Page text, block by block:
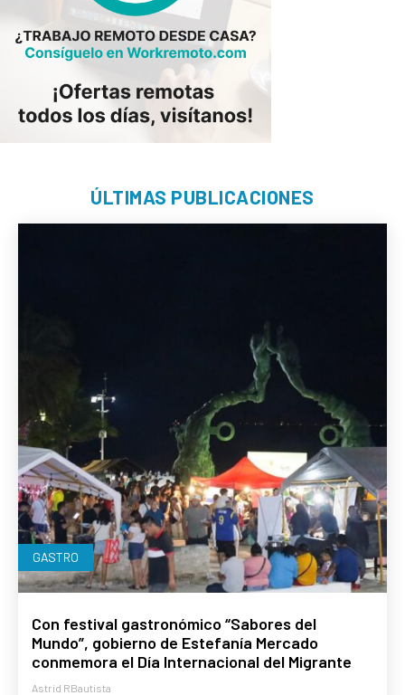
ÚLTIMAS PUBLICACIONES
GASTRO
Con festival gastronómico “Sabores del
Mundo”, gobierno de Estefanía Mercado
conmemora el Día Internacional del Migrante
Astrid RBautista